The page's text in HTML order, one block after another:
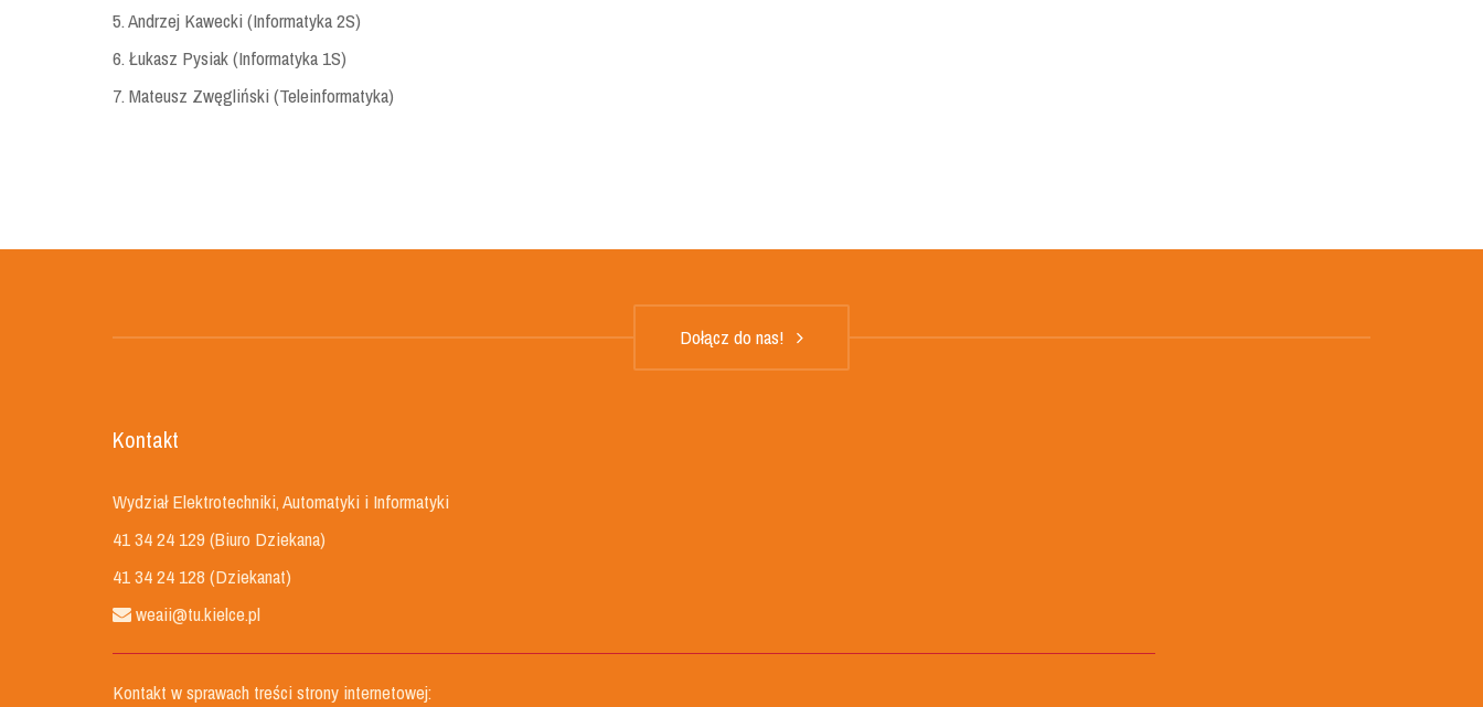
5. Andrzej Kawecki (Informatyka 2S)
6. Łukasz Pysiak (Informatyka 1S)
7. Mateusz Zwęgliński (Teleinformatyka)
Dołącz do nas!
Kontakt
Wydział Elektrotechniki, Automatyki i Informatyki
41 34 24 129 (Biuro Dziekana)
41 34 24 128 (Dziekanat)
weaii@tu.kielce.pl
Kontakt w sprawach treści strony internetowej: